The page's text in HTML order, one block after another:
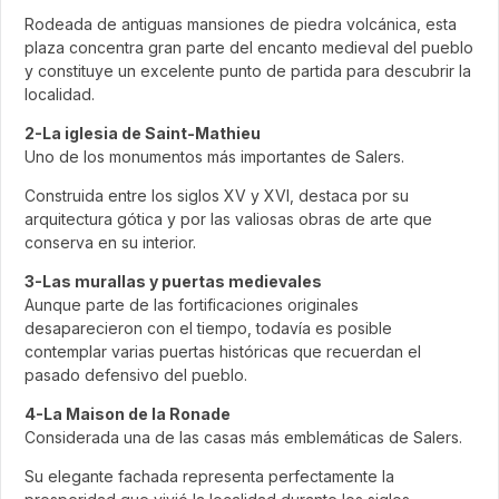
Rodeada de antiguas mansiones de piedra volcánica, esta
plaza concentra gran parte del encanto medieval del pueblo
y constituye un excelente punto de partida para descubrir la
localidad.
2-La iglesia de Saint-Mathieu
Uno de los monumentos más importantes de Salers.
Construida entre los siglos XV y XVI, destaca por su
arquitectura gótica y por las valiosas obras de arte que
conserva en su interior.
3-Las murallas y puertas medievales
Aunque parte de las fortificaciones originales
desaparecieron con el tiempo, todavía es posible
contemplar varias puertas históricas que recuerdan el
pasado defensivo del pueblo.
4-La Maison de la Ronade
Considerada una de las casas más emblemáticas de Salers.
Su elegante fachada representa perfectamente la